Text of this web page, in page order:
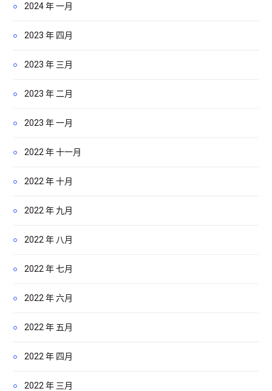
2024 年 一月
2023 年 四月
2023 年 三月
2023 年 二月
2023 年 一月
2022 年 十一月
2022 年 十月
2022 年 九月
2022 年 八月
2022 年 七月
2022 年 六月
2022 年 五月
2022 年 四月
2022 年 三月